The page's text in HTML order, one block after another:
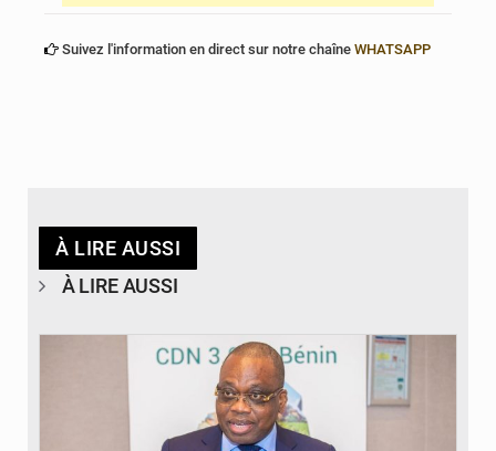
Suivez l'information en direct sur notre chaîne WHATSAPP
À LIRE AUSSI
À LIRE AUSSI